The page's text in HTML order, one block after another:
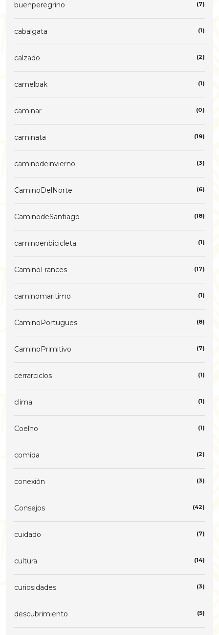
buenperegrino (7)
cabalgata (1)
calzado (2)
camelbak (1)
caminar (0)
caminata (19)
caminodeinvierno (3)
CaminoDelNorte (6)
CaminodeSantiago (18)
caminoenbicicleta (1)
CaminoFrances (17)
caminomaritimo (1)
CaminoPortugues (8)
CaminoPrimitivo (7)
cerrarciclos (1)
clima (1)
Coelho (1)
comida (2)
conexión (3)
Consejos (42)
cuidado (7)
cultura (14)
curiosidades (3)
descubrimiento (5)